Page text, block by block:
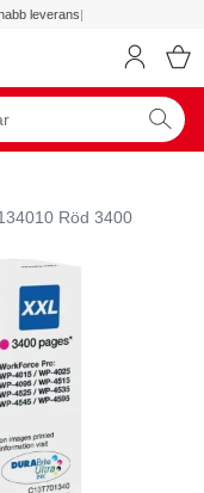
leverans|
Röd 3400